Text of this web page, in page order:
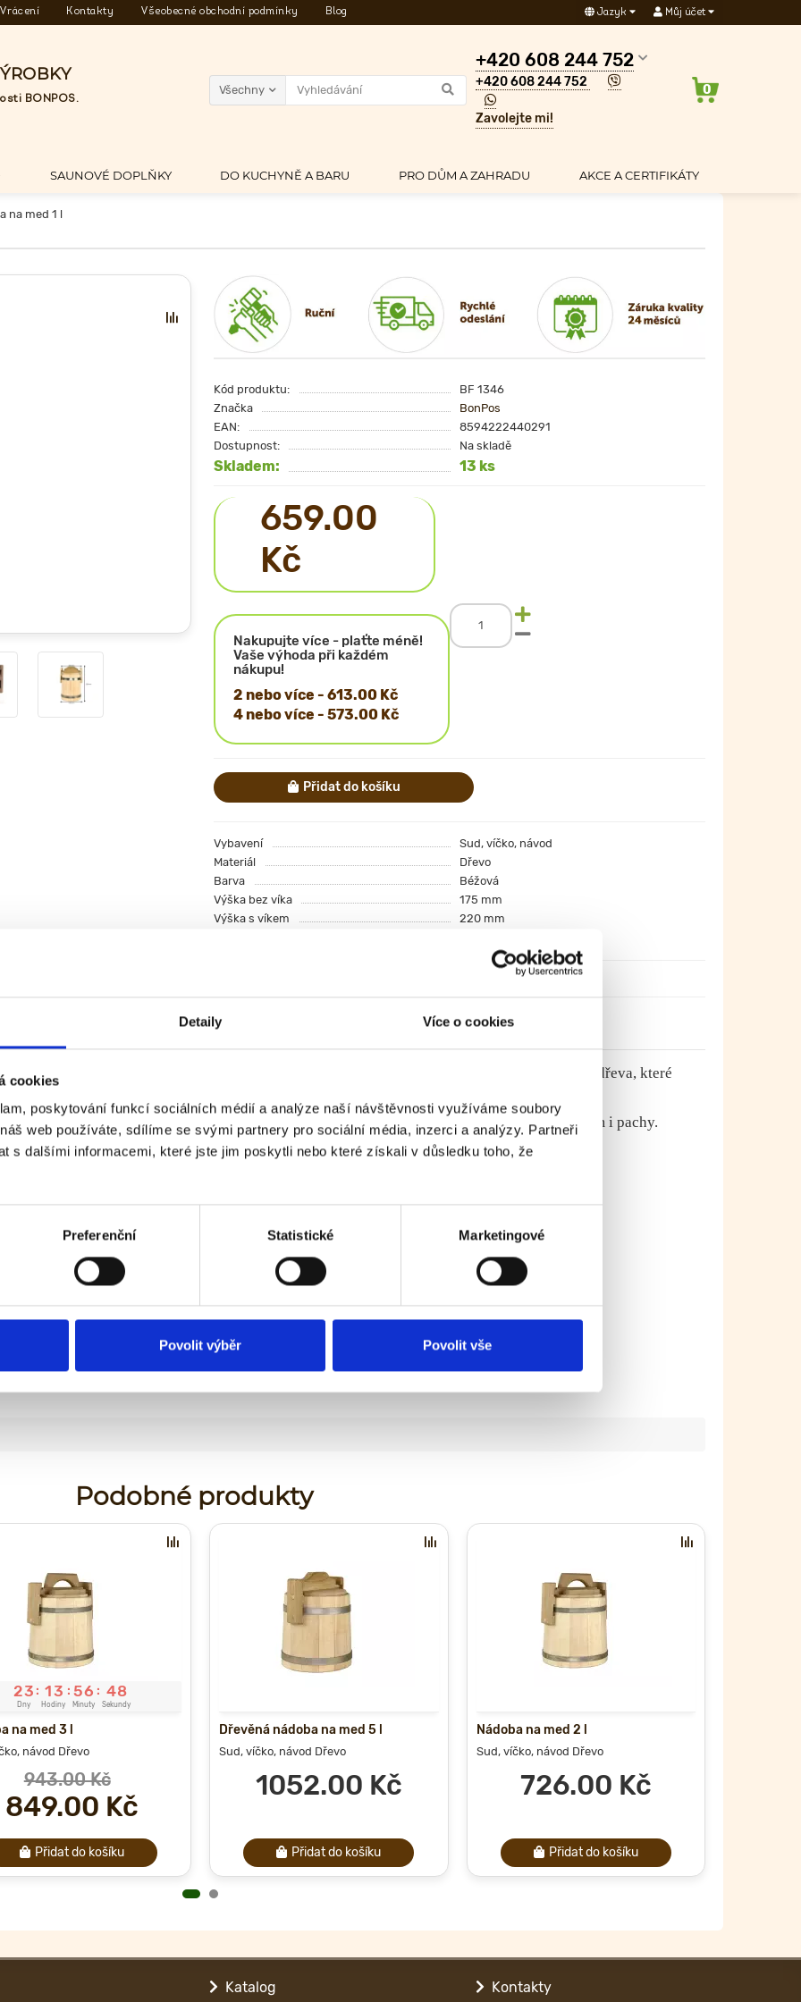
Detaily Více o cookies
cookies
poskytování funkcí sociálních médií a analýze naší návštěvnosti využíváme soubory
web používáte, sdílíme se svými partnery pro sociální média, inzerci a analýzy. Partneři
s dalšími informacemi, které jste jim poskytli nebo které získali v důsledku toho, že
Preferenční Statistické Marketingové
Povolit výběr Povolit vše
Můj účet
Jazyk
Kontakty Všeobecné obchodní podmínky Blog
BONPOS.
+420 608 244 752
+420 608 244 752
Zavolejte mi!
0
Všechny
SAUNOVÉ DOPLŇKY DO KUCHYNĚ A BARU PRO DŮM A ZAHRADU AKCE A CERTIFIKÁTY
na med 1 l
Kód produktu:
BF 1346
Značka
BonPos
EAN:
8594222440291
Dostupnost:
Na skladě
Skladem: 13 ks
659.00
Kč
Nakupujte více - plaťte méně!
Vaše výhoda při každém
nákupu!
2 nebo více - 613.00 Kč
4 nebo více - 573.00 Kč
Přidat do košíku
Vybavení
Sud, víčko, návod
Materiál
Dřevo
Barva
Béžová
Výška bez víka
175 mm
Výška s víkem
220 mm
pro přírodní skladování a stylové servírování medu. Vyrobena z ekologického lipového dřeva, které
aroma a kvalitu medu bez nežádoucích vlivů.
vhodná pro dlouhodobý kontakt s potravinami – neovlivňuje chuť a chrání obsah před světlem i pachy.
použití i jako dárkový a dekorativní předmět.
Podobné produkty
23
Dny
: 13
Hodiny
: 56
Minuty
: 48
Sekundy
na med 3 l
návod Dřevo
943.00 Kč
849.00 Kč
Přidat do košíku
Dřevěná nádoba na med 5 l
Sud, víčko, návod Dřevo
1052.00 Kč
Přidat do košíku
Nádoba na med 2 l
Sud, víčko, návod Dřevo
726.00 Kč
Přidat do košíku
Katalog Kontakty